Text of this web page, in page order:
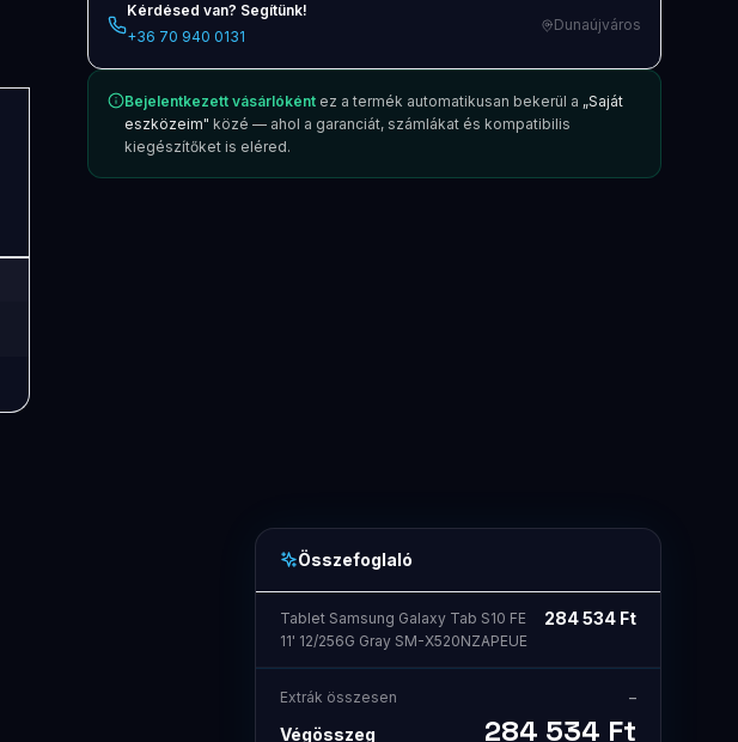
Kérdésed van? Segítünk!
+36 70 940 0131
Dunaújváros
Bejelentkezett vásárlóként ez a termék automatikusan bekerül a „Saját
eszközeim" közé — ahol a garanciát, számlákat és kompatibilis
kiegészítőket is eléred.
Összefoglaló
Tablet Samsung Galaxy Tab S10 FE
11' 12/256G Gray SM-X520NZAPEUE
284 534 Ft
Extrák összesen –
Végösszeg 284 534 Ft